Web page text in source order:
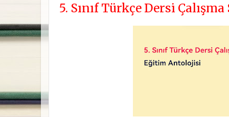
5. Sınıf Türkçe Dersi